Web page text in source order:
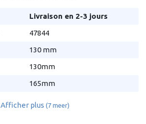
Livraison en 2-3 jours
47844
130 mm
130mm
165mm
Afficher plus (7 meer)